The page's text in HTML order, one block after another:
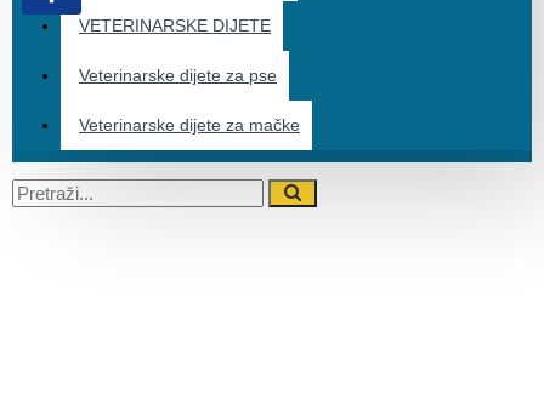
VETERINARSKE DIJETE
Veterinarske dijete za pse
Veterinarske dijete za mačke